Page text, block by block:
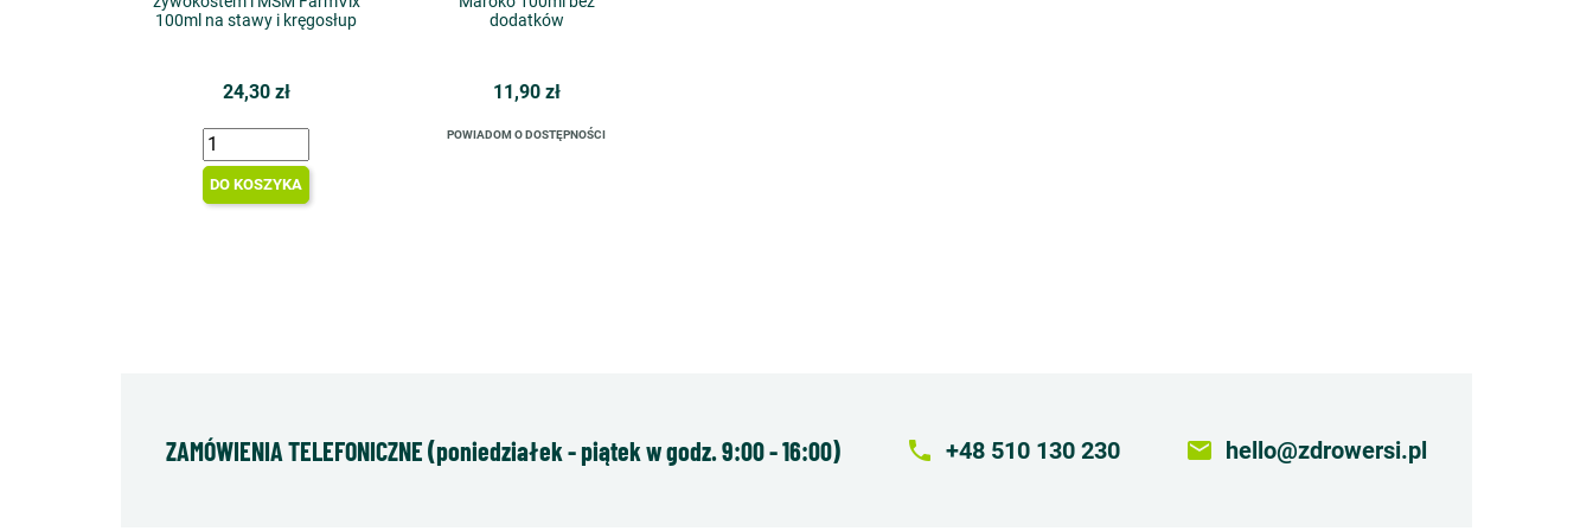
100ml na stawy i kręgosłup
24,30 zł
DO KOSZYKA
dodatków
11,90 zł
POWIADOM O DOSTĘPNOŚCI
ZAMÓWIENIA TELEFONICZNE (poniedziałek - piątek w godz. 9:00 - 16:00) local_phone +48 510 130 230 email hello@zdrowersi.pl